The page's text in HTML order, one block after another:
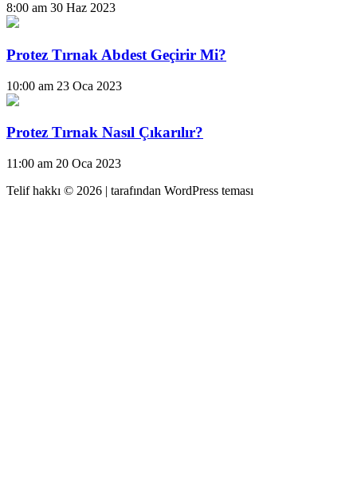
8:00 am 30 Haz 2023
Protez Tırnak Abdest Geçirir Mi?
10:00 am 23 Oca 2023
Protez Tırnak Nasıl Çıkarılır?
11:00 am 20 Oca 2023
Telif hakkı © 2026 | tarafından WordPress teması